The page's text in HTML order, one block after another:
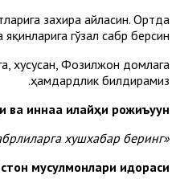
захира айласин. Ортда
гўзал сабр берсин.
хусусан, Фозилжон домлага
ҳамдардлик билдирамиз.
ва иннаа илайҳи рожиъуун.
«Мусибат етганда «Албатта, биз Аллоҳникимиз ва албатта, биз Унга қайтувчимиз», деган сабрлиларга хушхабар беринг».
мусулмонлари идораси